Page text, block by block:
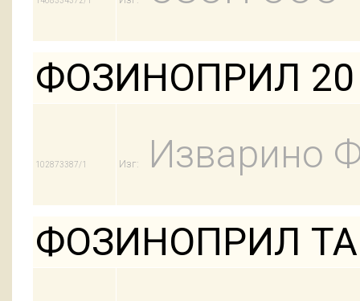
ФОЗИНОПРИЛ
102873387/1 Изг:
Изварино
ФОЗИНОПРИЛ